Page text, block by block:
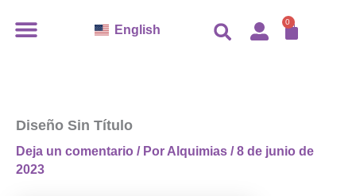
English 0
Diseño Sin Título
Deja un comentario / Por Alquimias /8 de junio de
2023